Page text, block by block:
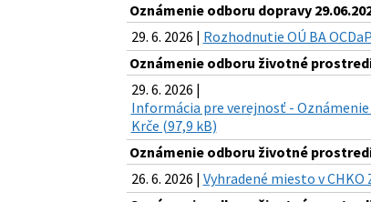
Oznámenie odboru dopravy
29. 6. 2026 | Rozhodnutie OÚ BA
Oznámenie odboru životné
29. 6. 2026 |
Informácia pre verejnosť -
Krče (97,9 kB)
Oznámenie odboru životné
26. 6. 2026 | Vyhradené miesto v